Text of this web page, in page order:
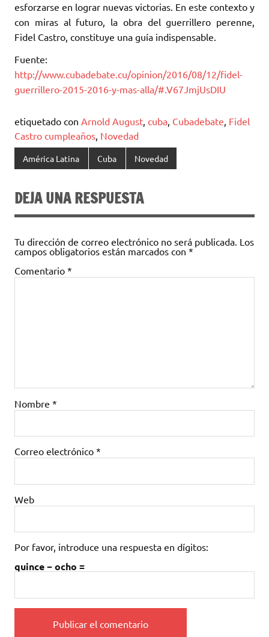
esforzarse en lograr nuevas victorias. En este contexto y
con miras al futuro, la obra del guerrillero perenne,
Fidel Castro, constituye una guía indispensable.
Fuente:
http://www.cubadebate.cu/opinion/2016/08/12/fidel-
guerrillero-2015-2016-y-mas-alla/#.V67JmjUsDIU
etiquetado con Arnold August, cuba, Cubadebate, Fidel
Castro cumpleaños, Novedad
América Latina Cuba Novedad
DEJA UNA RESPUESTA
Tu dirección de correo electrónico no será publicada. Los
campos obligatorios están marcados con *
Comentario *
Nombre *
Correo electrónico *
Web
Por favor, introduce una respuesta en dígitos:
quince − ocho =